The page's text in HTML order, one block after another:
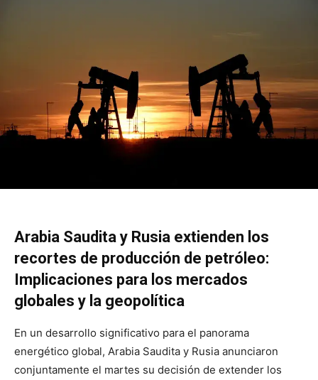
Arabia Saudita y Rusia extienden los
recortes de producción de petróleo:
Implicaciones para los mercados
globales y la geopolítica
En un desarrollo significativo para el panorama
energético global, Arabia Saudita y Rusia anunciaron
conjuntamente el martes su decisión de extender los